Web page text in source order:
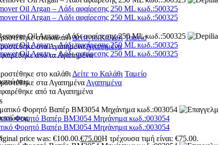
Oil Argan – Λάδι αφαίρεσης 250 ML κωδ.:500325
Oil Argan – Λάδι αφαίρεσης 250 ML κωδ.:500325
στο καλάθιΔείτε το Καλάθι Ταμείο
στα ΑγαπημέναΑγαπημένα
από τα Αγαπημένα
Φορητό Βαπέρ BM3054 Μηχάνημα κωδ.:003054
Φορητό Βαπέρ BM3054 Μηχάνημα κωδ.:003054
price was: €100.00.€75.00Η τρέχουσα τιμή είναι: €75.00.
Oil Argan – Λάδι αφαίρεσης 250 ML κωδ.:500325
Oil Argan – Λάδι αφαίρεσης 250 ML κωδ.:500325
στο καλάθι Δείτε το Καλάθι Ταμείο
στα Αγαπημένα Αγαπημένα
από τα Αγαπημένα